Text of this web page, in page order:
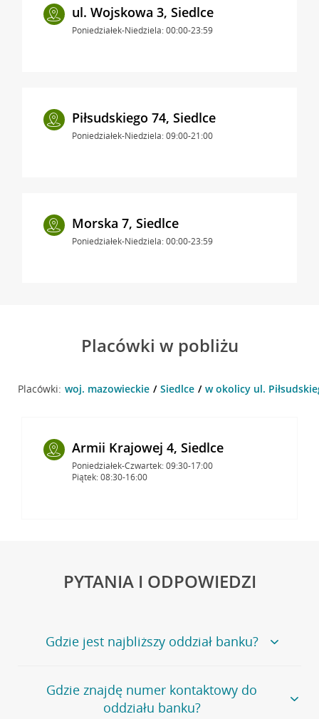
ul. Wojskowa 3, Siedlce
Poniedziałek-Niedziela: 00:00-23:59
Piłsudskiego 74, Siedlce
Poniedziałek-Niedziela: 09:00-21:00
Morska 7, Siedlce
Poniedziałek-Niedziela: 00:00-23:59
Placówki w pobliżu
Placówki: woj. mazowieckie Siedlce w okolicy ul.
Armii Krajowej 4, Siedlce
Poniedziałek-Czwartek: 09:30-17:00
Piątek: 08:30-16:00
PYTANIA I ODPOWIEDZI
Gdzie jest najbliższy oddział banku?
Jeśli szukasz oddziału naszego banku, zapraszamy na
stronęPlacówki i bankomaty, na której znajduje się
wygodna wyszukiwarka.
Gdzie znajdę numer kontaktowy do
oddziału banku?